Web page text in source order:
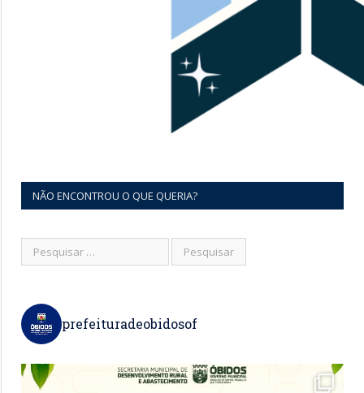
NÃO ENCONTROU O QUE QUERIA?
prefeituradeobidosof